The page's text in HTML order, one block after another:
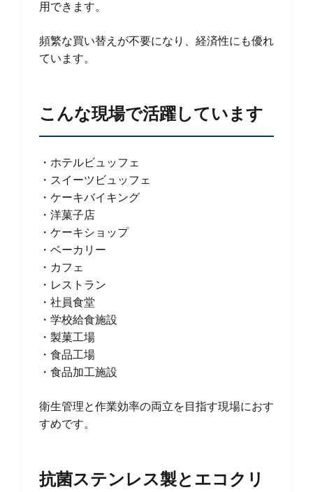
用できます。
頻繁な買い替えが不要になり、経済性にも優れ
ています。
こんな現場で活躍しています
・ホテルビュッフェ
・スイーツビュッフェ
・ケーキバイキング
・洋菓子店
・ケーキショップ
・ベーカリー
・カフェ
・レストラン
・社員食堂
・学校給食施設
・製菓工場
・食品工場
・食品加工施設
衛生管理と作業効率の両立を目指す現場におす
すめです。
抗菌ステンレス製とエコクリ